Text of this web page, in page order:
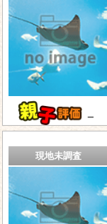
－
現地未調査